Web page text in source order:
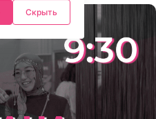
Скрыть